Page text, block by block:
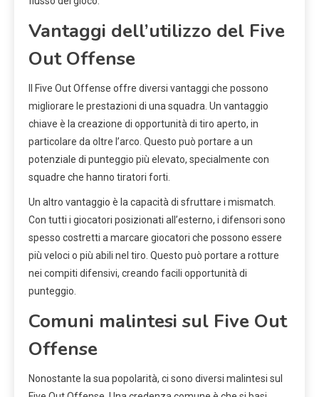
Vantaggi dell’utilizzo del Five
Out Offense
Il Five Out Offense offre diversi vantaggi che possono
migliorare le prestazioni di una squadra. Un vantaggio
chiave è la creazione di opportunità di tiro aperto, in
particolare da oltre l’arco. Questo può portare a un
potenziale di punteggio più elevato, specialmente con
squadre che hanno tiratori forti.
Un altro vantaggio è la capacità di sfruttare i mismatch.
Con tutti i giocatori posizionati all’esterno, i difensori sono
spesso costretti a marcare giocatori che possono essere
più veloci o più abili nel tiro. Questo può portare a rotture
nei compiti difensivi, creando facili opportunità di
punteggio.
Comuni malintesi sul Five Out
Offense
Nonostante la sua popolarità, ci sono diversi malintesi sul